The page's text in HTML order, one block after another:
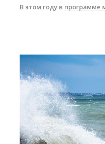
В этом году в программе